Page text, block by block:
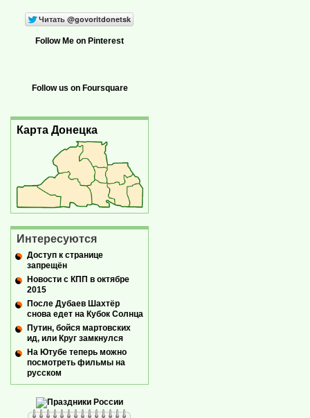
Follow Me on Pinterest
Follow us on Foursquare
Карта Донецка
Интересуются
Доступ к странице
запрещён
Новости с КПП в октябре
2015
После Дубаев Шахтёр
снова едет на Кубок Солнца
Путин, бойся мартовских
ид, или Круг замкнулся
На Ютубе теперь можно
посмотреть фильмы на
русском